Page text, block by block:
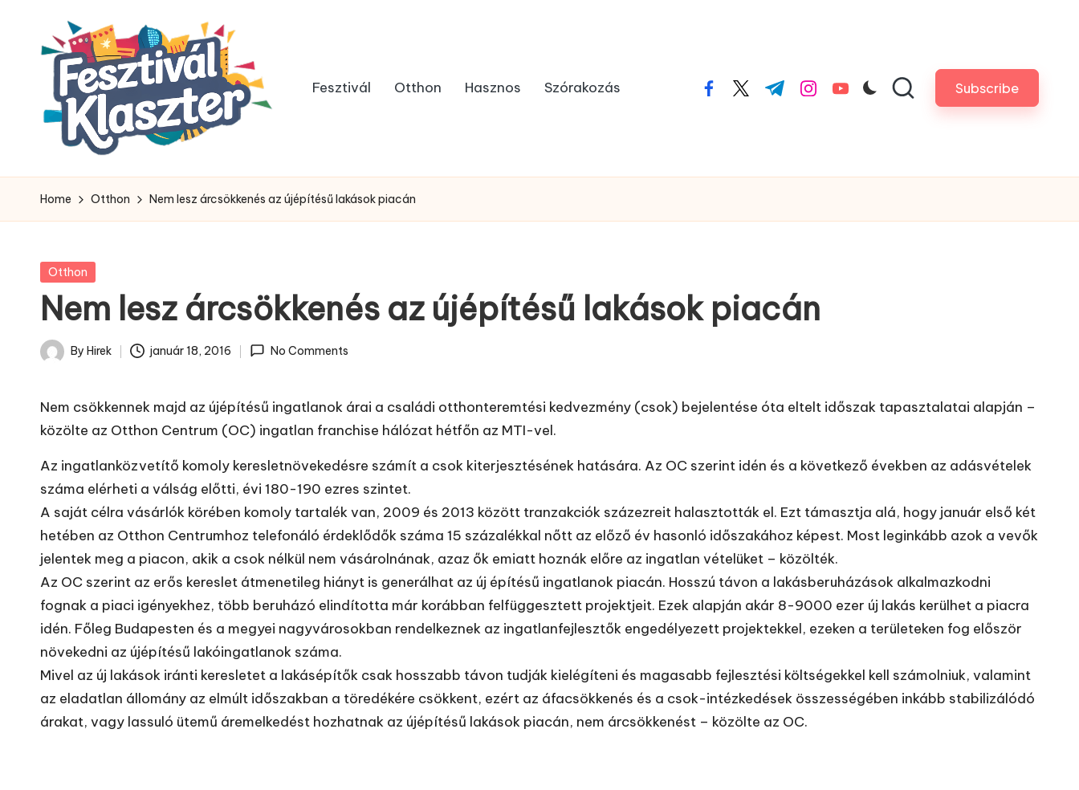
Fesztivál Otthon Hasznos Szórakozás facebook.com
twitter.com
t.me instagram.com
youtube.com Subscribe
Home Otthon Nem lesz árcsökkenés az újépítésű lakások piacán
Posted
Otthon
Nem lesz árcsökkenés az újépítésű lakások piacán
Posted
By Hirek január 18, 2016 No Comments
Nem csökkennek majd az újépítésű ingatlanok árai a családi otthonteremtési kedvezmény (csok) bejelentése óta eltelt időszak tapasztalatai alapján –
közölte az Otthon Centrum (OC) ingatlan franchise hálózat hétfőn az MTI-vel.
Az ingatlanközvetítő komoly keresletnövekedésre számít a csok kiterjesztésének hatására. Az OC szerint idén és a következő években az adásvételek
száma elérheti a válság előtti, évi 180-190 ezres szintet.
A saját célra vásárlók körében komoly tartalék van, 2009 és 2013 között tranzakciók százezreit halasztották el. Ezt támasztja alá, hogy január első két
hetében az Otthon Centrumhoz telefonáló érdeklődők száma 15 százalékkal nőtt az előző év hasonló időszakához képest. Most leginkább azok a vevők
jelentek meg a piacon, akik a csok nélkül nem vásárolnának, azaz ők emiatt hoznák előre az ingatlan vételüket – közölték.
Az OC szerint az erős kereslet átmenetileg hiányt is generálhat az új építésű ingatlanok piacán. Hosszú távon a lakásberuházások alkalmazkodni
fognak a piaci igényekhez, több beruházó elindította már korábban felfüggesztett projektjeit. Ezek alapján akár 8-9000 ezer új lakás kerülhet a piacra
idén. Főleg Budapesten és a megyei nagyvárosokban rendelkeznek az ingatlanfejlesztők engedélyezett projektekkel, ezeken a területeken fog először
növekedni az újépítésű lakóingatlanok száma.
Mivel az új lakások iránti keresletet a lakásépítők csak hosszabb távon tudják kielégíteni és magasabb fejlesztési költségekkel kell számolniuk, valamint
az eladatlan állomány az elmúlt időszakban a töredékére csökkent, ezért az áfacsökkenés és a csok-intézkedések összességében inkább stabilizálódó
árakat, vagy lassuló ütemű áremelkedést hozhatnak az újépítésű lakások piacán, nem árcsökkenést – közölte az OC.